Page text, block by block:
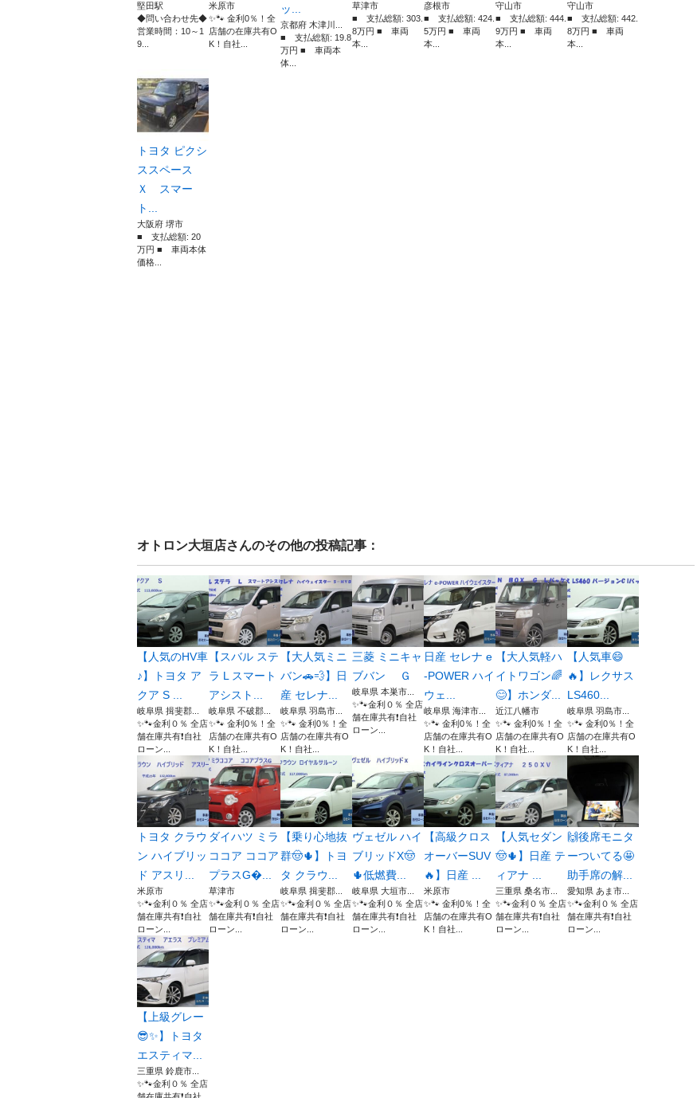
堅田駅
◆問い合わせ先◆
営業時間：10～1
9...
米原市
✨🐾 金利0％！全
店舗の在庫共有O
K！自社...
ッ...
京都府 木津川...
■ 支払総額: 19.8
万円 ■ 車両本
体...
草津市
■ 支払総額: 303.
8万円 ■ 車両
本...
彦根市
■ 支払総額: 424.
5万円 ■ 車両
本...
守山市
■ 支払総額: 444.
9万円 ■ 車両
本...
守山市
■ 支払総額: 442.
8万円 ■ 車両
本...
トヨタ ピクシ
ススペース
Ｘ スマー
ト...
大阪府 堺市
■ 支払総額: 20
万円 ■ 車両本体
価格...
オトロン大垣店さんのその他の投稿記事：
【人気のHV車
♪】トヨタ ア
クア S ...
岐阜県 揖斐郡...
✨🐾金利０％ 全店
舗在庫共有❗️自社
ローン...
【スバル ステ
ラ L スマート
アシスト...
岐阜県 不破郡...
✨🐾 金利0％！全
店舗の在庫共有O
K！自社...
【大人気ミニ
バン🚗💨】日
産 セレナ...
岐阜県 羽島市...
✨🐾 金利0％！全
店舗の在庫共有O
K！自社...
三菱 ミニキャ
ブバン Ｇ
岐阜県 本巣市...
✨🐾金利０％ 全店
舗在庫共有❗️自社
ローン...
日産 セレナ e
-POWER ハイ
ウェ...
岐阜県 海津市...
✨🐾 金利0％！全
店舗の在庫共有O
K！自社...
【大人気軽ハ
イトワゴン🌈
😊】ホンダ...
近江八幡市
✨🐾 金利0％！全
店舗の在庫共有O
K！自社...
【人気車😄
🔥】レクサス
LS460...
岐阜県 羽島市...
✨🐾 金利0％！全
店舗の在庫共有O
K！自社...
トヨタ クラウ
ン ハイブリッ
ド アスリ...
米原市
✨🐾金利０％ 全店
舗在庫共有❗️自社
ローン...
ダイハツ ミラ
ココア ココア
プラスG...
草津市
✨🐾金利０％ 全店
舗在庫共有❗️自社
ローン...
【乗り心地抜
群🤠🌵】トヨ
タ クラウ...
岐阜県 揖斐郡...
✨🐾金利０％ 全店
舗在庫共有❗️自社
ローン...
ヴェゼル ハイ
ブリッドX🤠
🌵低燃費...
岐阜県 大垣市...
✨🐾金利０％ 全店
舗在庫共有❗️自社
ローン...
【高級クロス
オーバーSUV
🔥】日産 ...
米原市
✨🐾 金利0％！全
店舗の在庫共有O
K！自社...
【人気セダン
🤠🌵】日産 テ
ィアナ ...
三重県 桑名市...
✨🐾金利０％ 全店
舗在庫共有❗️自社
ローン...
🙌後席モニタ
ーついてる🤩
助手席の解...
愛知県 あま市...
✨🐾金利０％ 全店
舗在庫共有❗️自社
ローン...
【上級グレー
😎✨】トヨタ
エスティマ...
三重県 鈴鹿市...
✨🐾金利０％ 全店